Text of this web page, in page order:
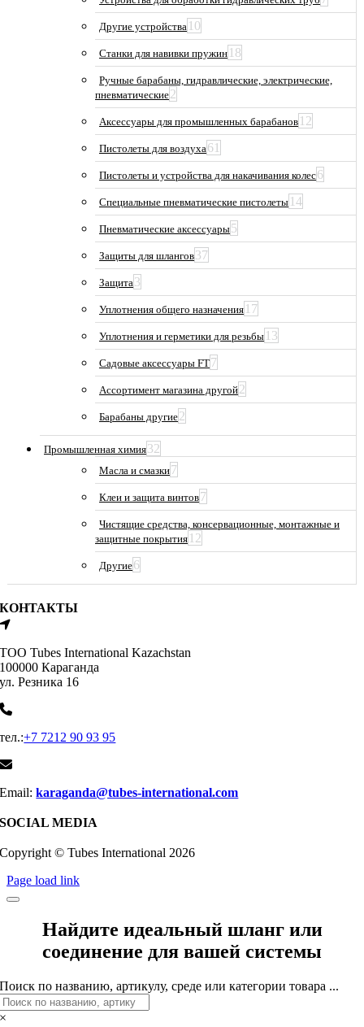
Другие устройства 10
Станки для навивки пружин 18
Ручные барабаны, гидравлические, электрические,
пневматические2
Аксессуары для промышленных барабанов 12
Пистолеты для воздуха61
Пистолеты и устройства для накачивания колес6
Специальные пневматические пистолеты 14
Пневматические аксессуары5
Защиты для шлангов37
Защита3
Уплотнения общего назначения 17
Уплотнения и герметики для резьбы 13
Садовые аксессуары FT7
Ассортимент магазина другой2
Барабаны другие2
Промышленная химия32
Масла и смазки7
Клеи и защита винтов7
Чистящие средства, консервационные, монтажные и
защитные покрытия 12
Другие6
КОНТАКТЫ
ТОО Tubes International Kazachstan
100000 Караганда
ул. Резника 16
тел.:+7 7212 90 93 95
Email:karaganda@tubes-international.com
SOCIAL MEDIA
Copyright © Tubes International 2026
Page load link
Найдите идеальный шланг или
соединение для вашей системы
Поиск по названию, артикулу, среде или категории товара ...
×